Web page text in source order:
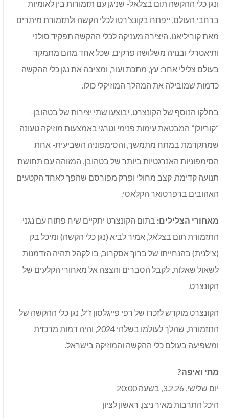
ונגן כלי ההקשה תום בצלאל- שניגן עם תזמורות בין לאומיות
ברחבי העולם, ייפתח בקונצ’רטו לכלי הקשה ולתזמורת מיתרים
מאת קוריליאנו. היצירה מעניקה לכלי ההקשה תפקיד סולני
ותיאטרלי ובנויה משלושה פרקים, שכל אחד מהם מתמקד
בעולם צלילי אחר: עץ, מתכת ועור, ומציבה את נגן כלי ההקשה
כדמות שמובילה את המהלך המוזיקלי כולו.
בחלקו הנוסף של הקונצרט, יבוצעו שתי יצירות של בטהובן-
“קוריולן” המבטאת עימות פנימי וטרגי באמצעות מוזיקה טעונה
שמתקדמת במתח מתמשך, והסימפוניה השביעית- אחת
הסימפוניות האנרגטיות ביותר של בטהובן, המזוהה עם תחושת
תנועה קדימה, קצב מחולי ופרק מפורסם שהפך לאחד הקטעים
האהובים ברפרטואר הקלאסי.
מאחורי הצלילים: בתום הקונצרט יתקיים שיח פתוח עם נגני
התזמורת תום בצלאל, אמיר לביא (נגן כלי הקשה) ומיכל בק
(צ'לנית) בהנחייתו של ברוך אסקרוב, בו לקהל תהיה הזדמנות
לשאול שאלות, לקבל הסברים והצצה אל מאחורי הקלעים של
הקונצרט.
הקונצרט מוקדש לזכרו של רפי פייגלסון ז”ל, נגן כלי ההקשה של
התזמורת, שהלך לעולמו בשלהי 2024, והיה דמות מרכזית
ומשפיעה בעולם כלי ההקשה והמוזיקה בישראל.
מתי ואיפה?
יום שלישי, 3.2.26, בשעה 20:00
היכל התרבות מאיר ניצן, ראשון לציון